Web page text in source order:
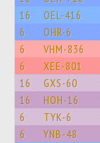
16 OEL-416
6 OHR-6
6 VHM-836
6 XEE-801
16 GXS-60
16 HOH-16
6 TYK-6
6 YNB-48